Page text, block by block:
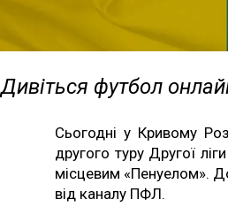
Дивіться футбол
Сьогодні у Кривому
другого туру Другої
місцевим «Пенуелом».
від каналу ПФЛ.